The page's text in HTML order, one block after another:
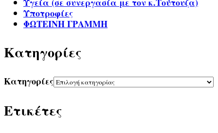
Υποτροφίες
ΦΩΤΕΙΝΗ ΓΡΑΜΜΗ
Kατηγορίες
Kατηγορίες
Ετικέτες